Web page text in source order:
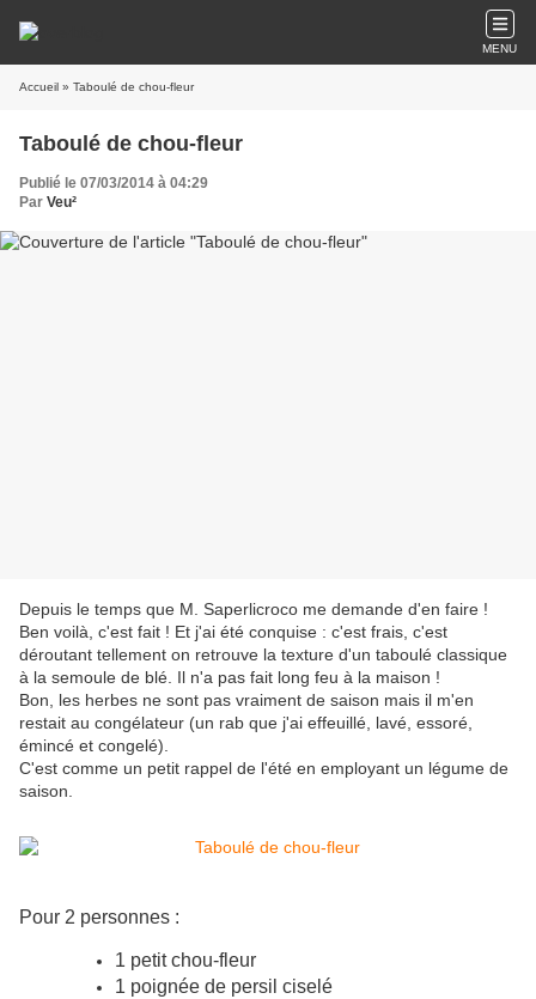
MENU
Accueil » Taboulé de chou-fleur
Taboulé de chou-fleur
Publié le 07/03/2014 à 04:29
Par Veu²
Depuis le temps que M. Saperlicroco me demande d'en faire !
Ben voilà, c'est fait ! Et j'ai été conquise : c'est frais, c'est
déroutant tellement on retrouve la texture d'un taboulé classique
à la semoule de blé. Il n'a pas fait long feu à la maison !
Bon, les herbes ne sont pas vraiment de saison mais il m'en
restait au congélateur (un rab que j'ai effeuillé, lavé, essoré,
émincé et congelé).
C'est comme un petit rappel de l'été en employant un légume de
saison.
Pour 2 personnes :
1 petit chou-fleur
1 poignée de persil ciselé